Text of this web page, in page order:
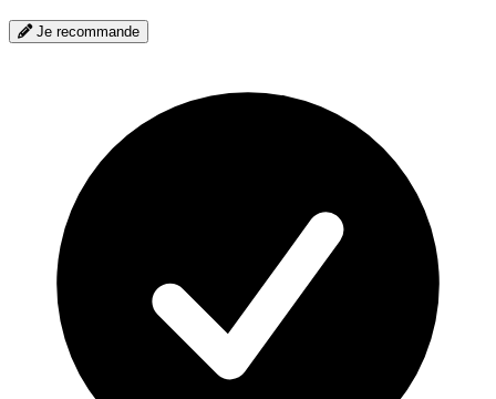
Je recommande